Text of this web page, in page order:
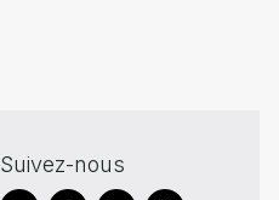
Suivez-nous